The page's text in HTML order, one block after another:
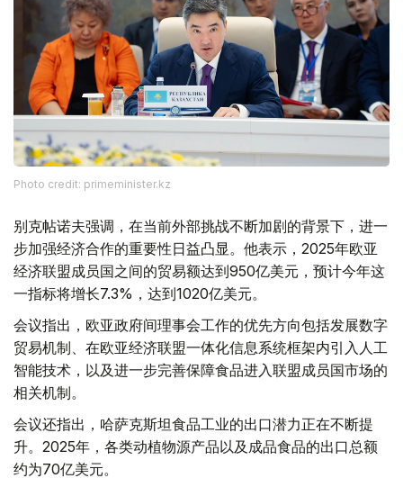
Photo credit: primeminister.kz
别克帖诺夫强调，在当前外部挑战不断加剧的背景下，进一
步加强经济合作的重要性日益凸显。他表示，2025年欧亚
经济联盟成员国之间的贸易额达到950亿美元，预计今年这
一指标将增长7.3%，达到1020亿美元。
会议指出，欧亚政府间理事会工作的优先方向包括发展数字
贸易机制、在欧亚经济联盟一体化信息系统框架内引入人工
智能技术，以及进一步完善保障食品进入联盟成员国市场的
相关机制。
会议还指出，哈萨克斯坦食品工业的出口潜力正在不断提
升。2025年，各类动植物源产品以及成品食品的出口总额
约为70亿美元。